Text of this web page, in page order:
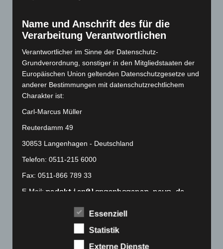
August 2022(166)
Juli 2022(133)
Juni 2022(167)
Mai 2022 (177)
April 2022(198)
März 2022(221)
Februar 2022(189)
Januar 2022(190)
Dezember 2021(204)
November 2021(215)
Oktober 2021(171)
September 2021(180)
Name und Anschrift des für die
Verarbeitung Verantwortlichen
Verantwortlicher im Sinne der Datenschutz-
Grundverordnung, sonstiger in den Mitgliedstaaten der
Europäischen Union geltenden Datenschutzgesetze und
anderer Bestimmungen mit datenschutzrechtlichem
Charakter ist:
Carl-Marcus Müller
Reuterdamm 49
30853 Langenhagen - Deutschland
Telefon: 0511-215 6000
Fax: 0511-866 789 33
E-Mail:
Die Internetseiten verwenden Cookies. Cookies sind
Textdateien, welche über einen Internetbrowser auf
Essenziell
Statistik
Externe Dienste